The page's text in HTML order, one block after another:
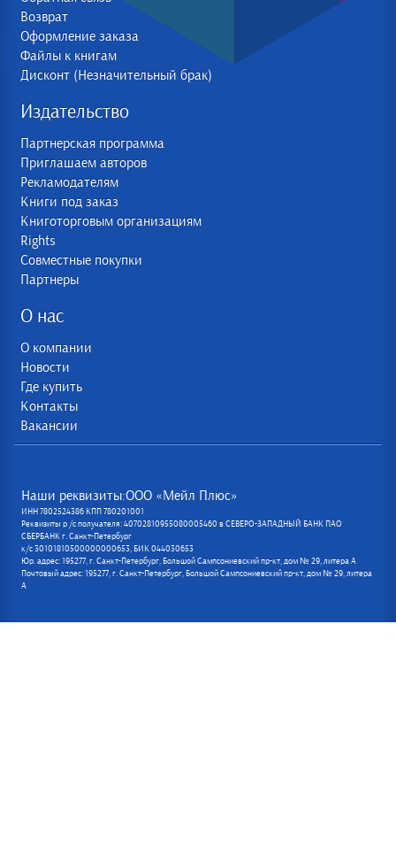
Возврат
Оформление заказа
Файлы к книгам
Дисконт (Незначительный брак)
Издательство
Партнерская программа
Приглашаем авторов
Рекламодателям
Книги под заказ
Книготорговым организациям
Rights
Совместные покупки
Партнеры
О нас
О компании
Новости
Где купить
Контакты
Вакансии
Наши реквизиты:ООО «Мейл Плюс»
ИНН 7802524386 КПП 780201001
Реквизиты р /с получателя: 40702810955080005460 в СЕВЕРО-ЗАПАДНЫЙ БАНК ПАО
СБЕРБАНК г. Санкт-Петербург
к/с 30101810500000000653, БИК 044030653
Юр. адрес: 195277, г. Санкт-Петербург, Большой Сампсониевский пр-кт, дом № 29, литера А
Почтовый адрес: 195277, г. Санкт-Петербург, Большой Сампсониевский пр-кт, дом № 29, литера
А